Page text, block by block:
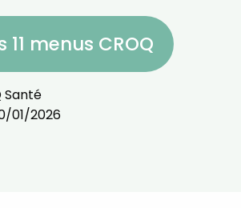
menus CROQ
Santé
01/2026